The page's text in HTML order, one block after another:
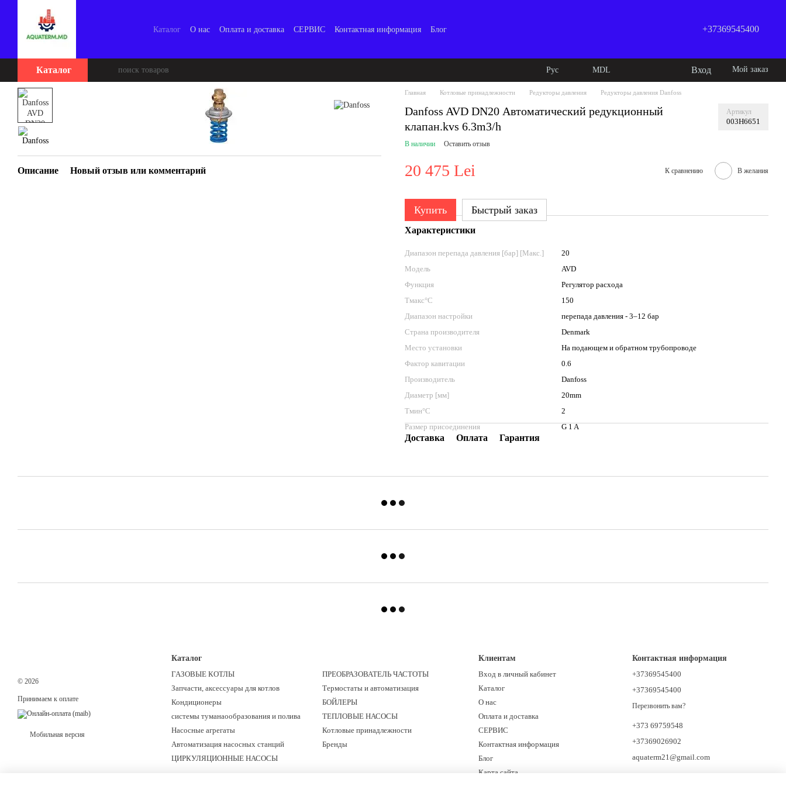
Перейти к основному контенту
Каталог О нас Оплата и доставка СЕРВИС Контактная информация Блог +37369545400
Каталог Рус MDL Вход Мой заказ
Описание Новый отзыв или комментарий
Главная Котловые принадлежности Редукторы давления Редукторы давления Danfoss
Danfoss AVD DN20 Автоматический редукционный
клапан.kvs 6.3m3/h
Артикул
003H6651
В наличии Оставить отзыв
20 475 Lei К сравнению В желания
Купить Быстрый заказ
Характеристики
Диапазон перепада давления [бар] [Макс.]
20
Модель
AVD
Функция
Регулятор расхода
Тмакс°C
150
Диапазон настройки
перепада давления - 3–12 бар
Страна производителя
Denmark
Место установки
На подающем и обратном трубопроводе
Фактор кавитации
0.6
Производитель
Danfoss
Диаметр [мм]
20mm
Тмин°C
2
Размер присоединения
G 1 A
Доставка Оплата Гарантия
© 2026
Принимаем к оплате
Мобильная версия
Каталог
ГАЗОВЫЕ КОТЛЫ
Запчасти, аксессуары для котлов
Кондиционеры
системы туманаoобразования и полива
Hасосные агрегаты
Автоматизация насосных станций
ЦИРКУЛЯЦИОННЫЕ НАСОСЫ
ПРЕОБРАЗОВАТЕЛЬ ЧАСТОТЫ
Термостаты и автоматизация
БОЙЛЕРЫ
ТЕПЛОВЫЕ НАСОСЫ
Котловые принадлежности
Бренды
Клиентам
Вход в личный кабинет
Каталог
О нас
Оплата и доставка
СЕРВИС
Контактная информация
Блог
Карта сайта
Контактная информация
+37369545400
+37369545400
Перезвонить вам?
+373 69759548
+37369026902
aquaterm21@gmail.com